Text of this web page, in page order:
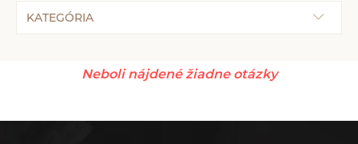
KATEGÓRIA
Neboli nájdené žiadne otázky